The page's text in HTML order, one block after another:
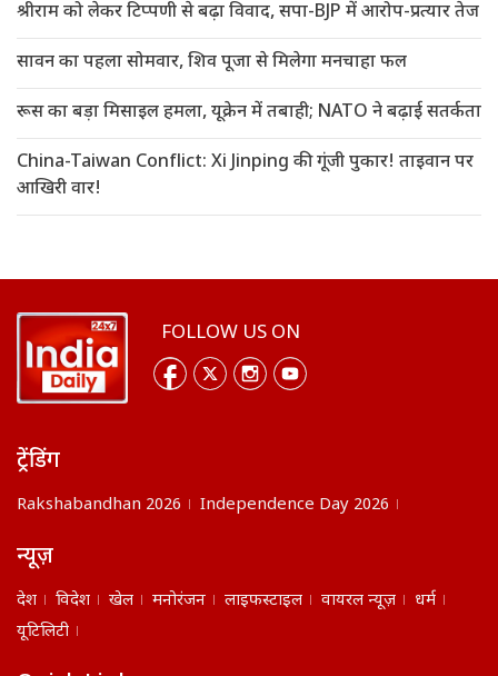
श्रीराम को लेकर टिप्पणी से बढ़ा विवाद, सपा-BJP में आरोप-प्रत्यार तेज
सावन का पहला सोमवार, शिव पूजा से मिलेगा मनचाहा फल
रूस का बड़ा मिसाइल हमला, यूक्रेन में तबाही; NATO ने बढ़ाई सतर्कता
China-Taiwan Conflict: Xi Jinping की गूंजी पुकार! ताइवान पर
आखिरी वार!
FOLLOW US ON
ट्रेंडिंग
Rakshabandhan 2026 Independence Day 2026
न्यूज़
देश विदेश खेल मनोरंजन लाइफस्टाइल वायरल न्यूज़
धर्म
यूटिलिटी